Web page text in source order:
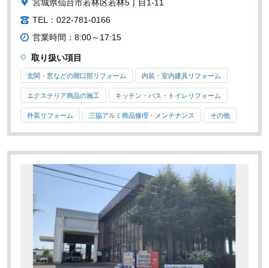
宮城県仙台市若林区若林5丁目1-11
TEL：022-781-0166
営業時間：8:00～17:15
取り扱い項目
玄関・窓などの開口部リフォーム 内装・室内建具リフォーム
エクステリア商品の施工 キッチン・バス・トイレリフォーム
外装リフォーム 三協アルミ商品修理・メンテナンス その他